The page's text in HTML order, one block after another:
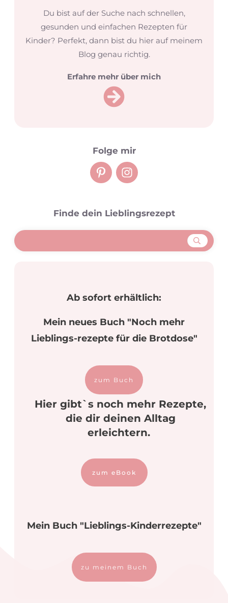
Du bist auf der Suche nach schnellen,
gesunden und einfachen Rezepten für
Kinder? Perfekt, dann bist du hier auf meinem
Blog genau richtig.
Erfahre mehr über mich
Folge mir
Finde dein Lieblingsrezept
Ab sofort erhältlich:
Mein neues Buch "Noch mehr
Lieblings-rezepte für die Brotdose"
zum Buch
Hier gibt`s noch mehr Rezepte,
die dir deinen Alltag
erleichtern.
zum eBook
Mein Buch "Lieblings-Kinderrezepte"
zu meinem Buch